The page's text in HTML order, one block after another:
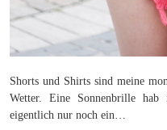
Shorts und Shirts sind meine
Wetter. Eine Sonnenbrille
eigentlich nur noch ein…